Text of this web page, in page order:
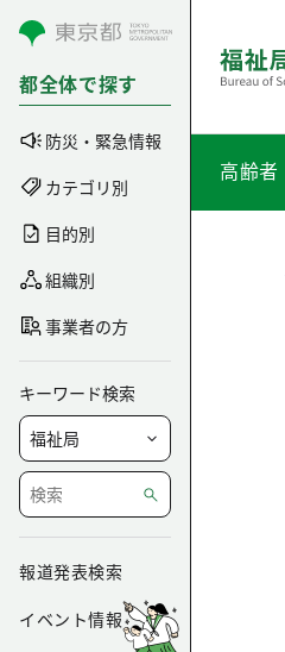
コンテンツにスキップ
都全体で探す
防災・緊急情報
カテゴリ別
目的別
組織別
事業者の方
キーワード検索
報道発表検索
イベント情報
高齢者